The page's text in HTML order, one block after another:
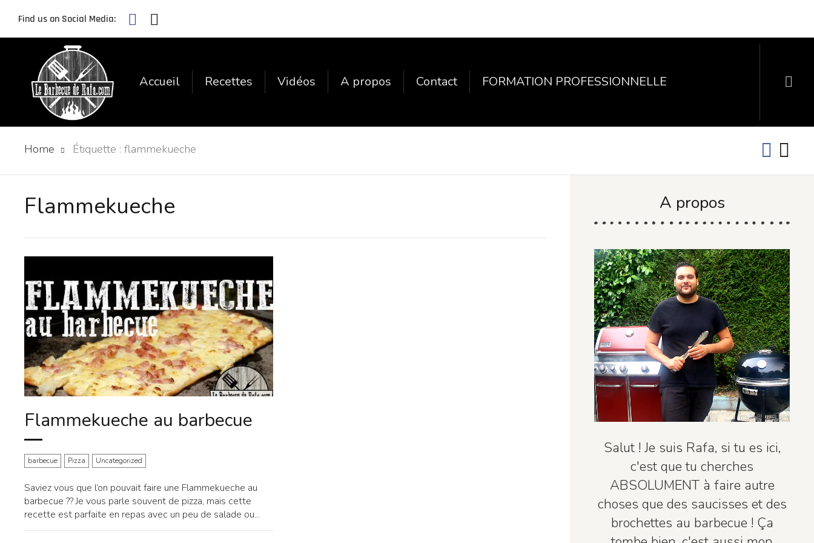
Find us on Social Media:
Accueil Recettes Vidéos A propos Contact FORMATION PROFESSIONNELLE
Home Étiquette : flammekueche
Flammekueche
Flammekueche au barbecue
barbecue Pizza Uncategorized
Saviez vous que l’on pouvait faire une Flammekueche au
barbecue ?? Je vous parle souvent de pizza, mais cette
recette est parfaite en repas avec un peu de salade ou...
A propos
Salut ! Je suis Rafa, si tu es ici,
c'est que tu cherches
ABSOLUMENT à faire autre
choses que des saucisses et des
brochettes au barbecue ! Ça